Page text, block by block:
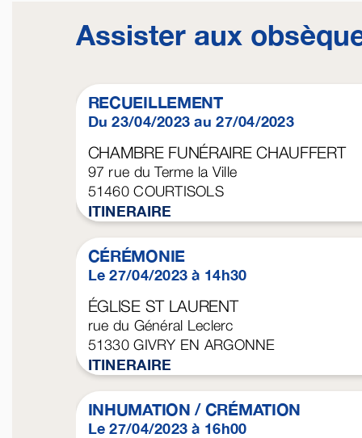
Assister aux
RECUEILLEMENT
Du 23/04/2023 au 27/04/2023
CHAMBRE FUNÉRAIRE CHAUFFERT
97 rue du Terme la Ville
51460COURTISOLS
ITINERAIRE
CÉRÉMONIE
Le 27/04/2023 à 14h30
ÉGLISE ST LAURENT
rue du Général Leclerc
51330GIVRY EN ARGONNE
ITINERAIRE
INHUMATION / CRÉMATION
Le 27/04/2023 à 16h00